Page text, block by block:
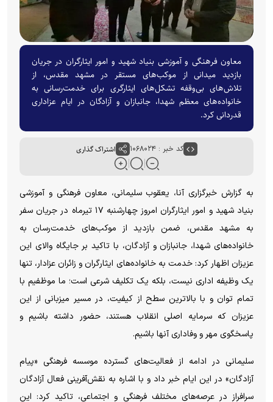
معاون فرهنگی و آموزشی بنیاد شهید و امور ایثارگران در جریان
بازدید میدانی از موکب‌های مستقر در مشهد مقدس، از
تلاش‌های بی‌وقفه تشکل‌های ایثارگری برای خدمت‌رسانی به
خانواده‌های معظم شهدا، جانبازان و آزادگان در ایام عزاداری
قدردانی کرد.
کد خبر : ۱۰۶۸۰۲۴ اشتراک گذاری
به گزارش خبرگزاری آنا، یعقوب سلیمانی، معاون فرهنگی و آموزشی
بنیاد شهید و امور ایثارگران امروز چهارشنبه ۱۷ تیرماه در جریان سفر
به مشهد مقدس، ضمن بازدید از موکب‌های خدمت‌رسان به
خانواده‌های شهدا، جانبازان و آزادگان، با تاکید بر جایگاه والای این
عزیزان اظهار کرد: خدمت به خانواده‌های ایثارگران و زائران عزادار، تنها
یک وظیفه اداری نیست، بلکه یک تکلیف شرعی است؛ ما موظفیم با
تمام توان و با بالاترین سطح از کیفیت، در مسیر میزبانی از این
عزیزان که سرمایه اصلی انقلاب هستند، حضور داشته باشیم و
پاسخگوی مهر و وفاداری آنها باشیم.
سلیمانی در ادامه از فعالیت‌های گسترده موسسه فرهنگی «پیام
آزادگان» در این ایام خبر داد و با اشاره به نقش‌آفرینی فعال آزادگان
سرافراز در عرصه‌های مختلف فرهنگی و اجتماعی، تاکید کرد: این